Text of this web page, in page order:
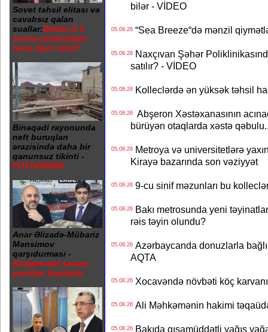
Sovet təhsil elitası və
cavabsız qalan
suallar:Rektor 6 il
sonra universitetə
necə daxil olub?
Binəqədi rayonunda
neft buruqları
ərazisində daha bir
qanunsuz tikinti -
FOTO/VİDEO
Anar Əlizadə-Mübariz
Mənsimov
qarşıdurması -
Kompromat savaşı
yenidən başlayıb
bilər - VİDEO
05.08.26“Sea Breeze“də mənzil
05.08.26Naxçıvan Şəhər
satılır? - VİDEO
05.08.26Kolleclərdə ən yüksək təhsil
05.08.26Abşeron Xəstəxanasının
bürüyən otaqlarda xəstə
05.08.26Metroya və universitetlərə
Kirayə bazarında son vəziyyət
05.08.269-cu sinif məzunları bu
05.08.26Bakı metrosunda yeni
rəis təyin olundu?
05.08.26Azərbaycanda donuzlarla
AQTA
05.08.26Xocavəndə növbəti köç
05.08.26Ali Məhkəmənin hakimi
05.08.26Bakıda qısamüddətli yağış